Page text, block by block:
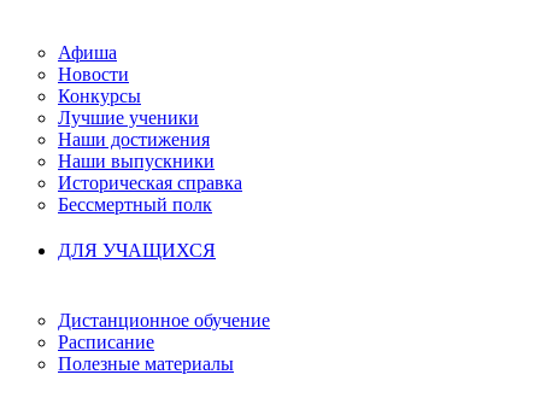
Афиша
Новости
Конкурсы
Лучшие ученики
Наши достижения
Наши выпускники
Историческая справка
Бессмертный полк
ДЛЯ УЧАЩИХСЯ
Дистанционное обучение
Расписание
Полезные материалы